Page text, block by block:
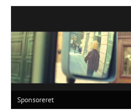
Sponsoreret